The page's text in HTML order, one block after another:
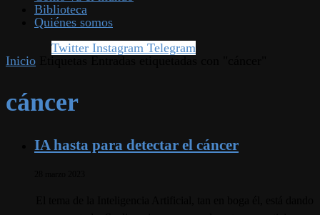
Biblioteca
Quiénes somos
Twitter Instagram Telegram
Inicio
cáncer
IA hasta para detectar el cáncer